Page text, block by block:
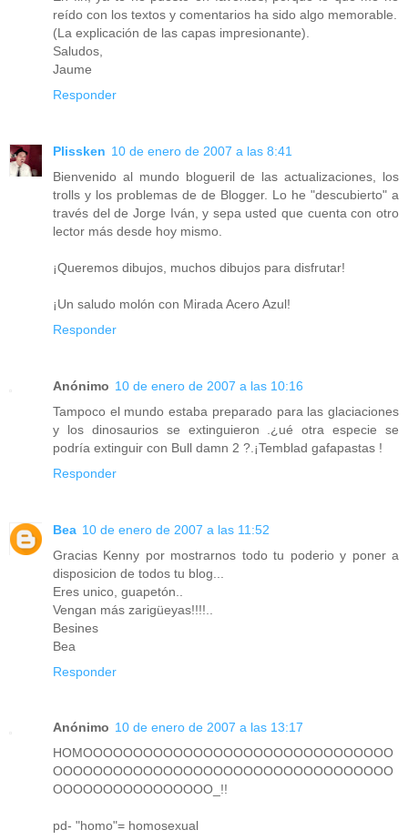
reído con los textos y comentarios ha sido algo memorable.
(La explicación de las capas impresionante).
Saludos,
Jaume
Responder
Plissken 10 de enero de 2007 a las 8:41
Bienvenido al mundo blogueril de las actualizaciones, los
trolls y los problemas de de Blogger. Lo he "descubierto" a
través del de Jorge Iván, y sepa usted que cuenta con otro
lector más desde hoy mismo.
¡Queremos dibujos, muchos dibujos para disfrutar!
¡Un saludo molón con Mirada Acero Azul!
Responder
Anónimo 10 de enero de 2007 a las 10:16
Tampoco el mundo estaba preparado para las glaciaciones
y los dinosaurios se extinguieron .¿ué otra especie se
podría extinguir con Bull damn 2 ?.¡Temblad gafapastas !
Responder
Bea 10 de enero de 2007 a las 11:52
Gracias Kenny por mostrarnos todo tu poderio y poner a
disposicion de todos tu blog...
Eres unico, guapetón..
Vengan más zarigüeyas!!!!..
Besines
Bea
Responder
Anónimo 10 de enero de 2007 a las 13:17
HOMOOOOOOOOOOOOOOOOOOOOOOOOOOOOOOO
OOOOOOOOOOOOOOOOOOOOOOOOOOOOOOOOOO
OOOOOOOOOOOOOOOO_!!
pd- "homo"= homosexual